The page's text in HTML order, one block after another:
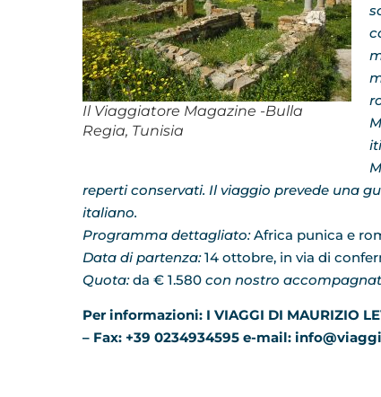
Il Viaggiatore Magazine -Bulla
Regia, Tunisia
reperti conservati. Il viaggio prevede una
italiano.
Programma dettagliato:Africa punica e
Data di partenza:14 ottobre, in via di
Quota:da € 1.580 con nostro
Per informazioni: I VIAGGI DI MAURIZIO
– Fax: +39 0234934595 e-mail: